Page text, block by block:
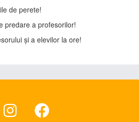
de perete!
predare a profesorilor!
și a elevilor la ore!